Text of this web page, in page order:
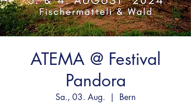
ATEMA @ Festival
Pandora
Sa., 03. Aug.
  |
Bern